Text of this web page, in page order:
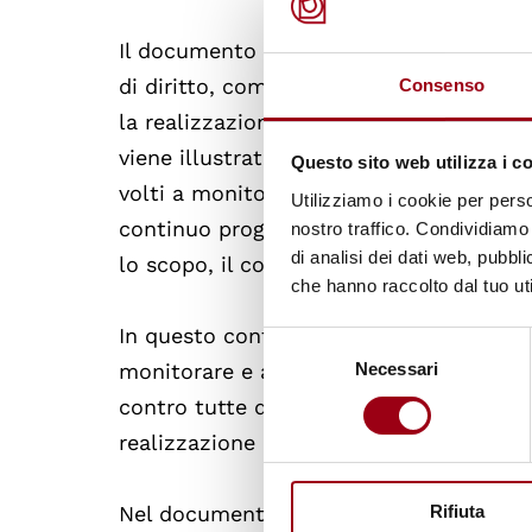
Consenso
Questo sito web utilizza i
Utilizziamo i cookie per
nostro traffico.
di analisi dei dati web,
che hanno raccolto dal tuo
Selezione
del
Necessari
Rifiuta
Il documento analizza le recenti
di diritto, come il nuovo programma
la realizzazione di una relazione
viene illustrato in che modo il diritto
volti a monitorare e valutare il
continuo progresso, come laRevisione
lo scopo, il contenuto e la
In questo contesto, l’UE è invitata a
monitorare e affrontare le
contro tutte quelle organizzazioni che
realizzazione della relazione.
Nel documento viene evidenziato